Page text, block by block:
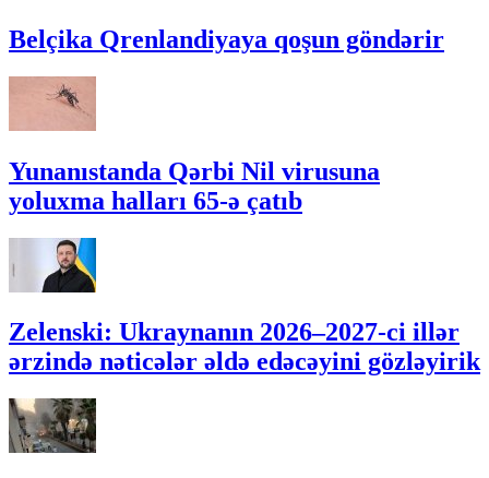
Belçika Qrenlandiyaya qoşun göndərir
Yunanıstanda Qərbi Nil virusuna
yoluxma halları 65-ə çatıb
Zelenski: Ukraynanın 2026–2027-ci illər
ərzində nəticələr əldə edəcəyini gözləyirik